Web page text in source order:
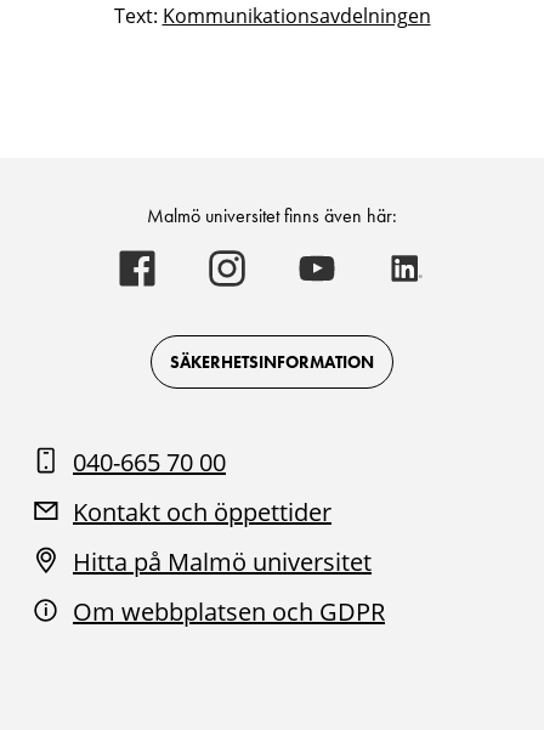
Text: Kommunikationsavdelningen
Malmö universitet finns även här:
Malmö
universitet
on
Facebook
Malmö
universitet
on
Instagram
Malmö
universitet
on
Youtube
SÄKERHETSINFORMATION
040-665 70 00
Kontakt och öppettider
Hitta på Malmö universitet
Om webbplatsen och GDPR